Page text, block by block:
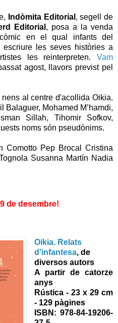
Indòmita Editorial , segell de
Editorial , posa a la venda
en el qual infants del
les seves històries a
les reinterpreten. Vam
agost, llavors previst pel
al centre d'acollida Oikia.
Balaguer, Mohamed M’hamdi,
Sillah, Tihomir Sofkov,
noms són pseudònims.
Comotto Pep Brocal Cristina
Susanna Martín Nadia
de desembre!
Oikia. Relats
d'infantesa, de
diversos autors
A partir de catorze
anys
Rústica - 23 x 29 cm
- 129 pàgines
ISBN: 978-84-19206-